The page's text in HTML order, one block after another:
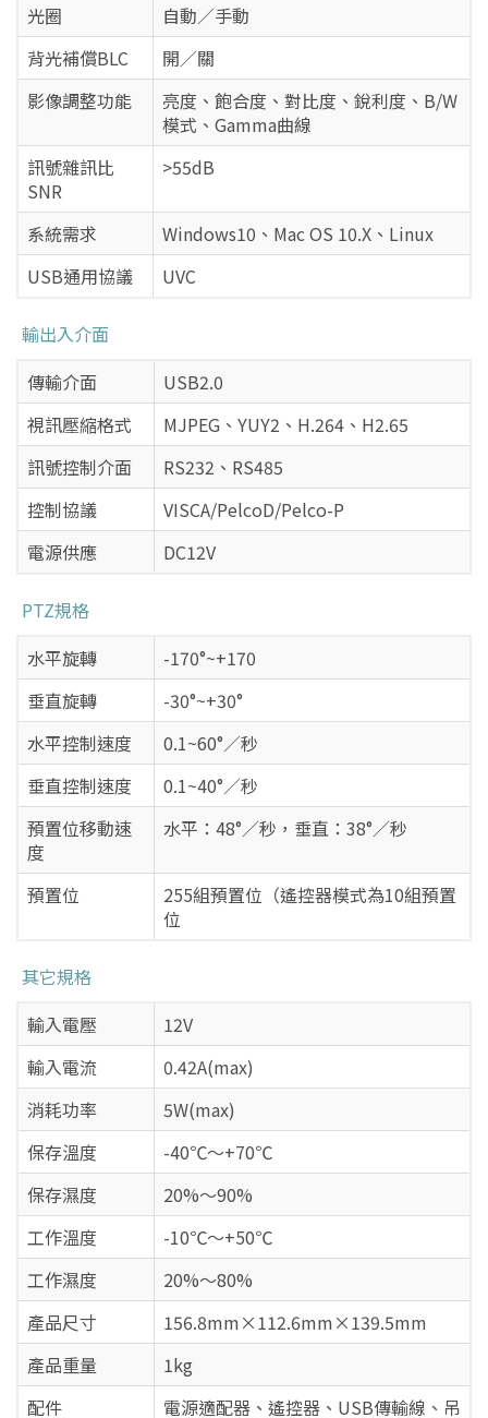
光圈
自動／手動
背光補償BLC
開／關
影像調整功能
亮度、飽合度、對比度、銳利度、B/W
模式、Gamma曲線
訊號雜訊比
SNR
>55dB
系統需求
Windows10、Mac OS 10.X、Linux
USB通用協議
UVC
輸出入介面
傳輸介面
USB2.0
視訊壓縮格式
MJPEG、YUY2、H.264、H2.65
訊號控制介面
RS232、RS485
控制協議
VISCA/PelcoD/Pelco-P
電源供應
DC12V
PTZ規格
水平旋轉
-170°~+170
垂直旋轉
-30°~+30°
水平控制速度
0.1~60°／秒
垂直控制速度
0.1~40°／秒
預置位移動速
度
水平：48°／秒，垂直：38°／秒
預置位
255組預置位（遙控器模式為10組預置
位
其它規格
輸入電壓
12V
輸入電流
0.42A(max)
消耗功率
5W(max)
保存溫度
-40℃～+70℃
保存濕度
20%～90%
工作溫度
-10℃～+50℃
工作濕度
20%～80%
產品尺寸
156.8mm×112.6mm×139.5mm
產品重量
1kg
配件
電源適配器、遙控器、USB傳輸線、吊